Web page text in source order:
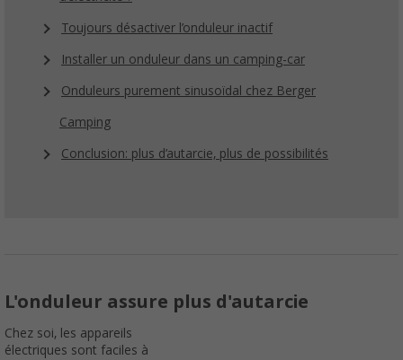
Toujours désactiver l’onduleur inactif
Installer un onduleur dans un camping-car
Onduleurs purement sinusoïdal chez Berger
Camping
Conclusion: plus d’autarcie, plus de possibilités
L'onduleur assure plus d'autarcie
Chez soi, les appareils
électriques sont faciles à